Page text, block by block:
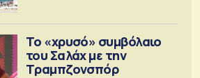
Το «χρυσό» συμβόλαιο
του Σαλάχ με την
Τραμπζονσπόρ